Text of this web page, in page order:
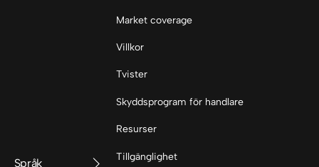
Språk
Market coverage
Villkor
Tvister
Skyddsprogram för handlare
Resurser
Tillgänglighet